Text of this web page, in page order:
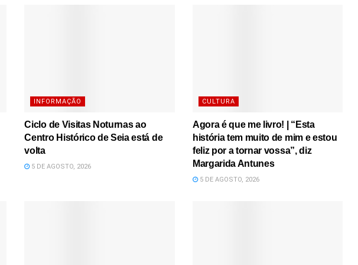
INFORMAÇÃO
Ciclo de Visitas Noturnas ao
Centro Histórico de Seia está de
volta
5 DE AGOSTO, 2026
CULTURA
Agora é que me livro! | “Esta
história tem muito de mim e estou
feliz por a tornar vossa”, diz
Margarida Antunes
5 DE AGOSTO, 2026